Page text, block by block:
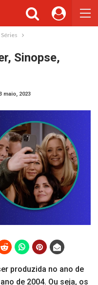
Séries
Sinopse,
maio, 2023
produzida no ano de
de 2004. Ou seja, os